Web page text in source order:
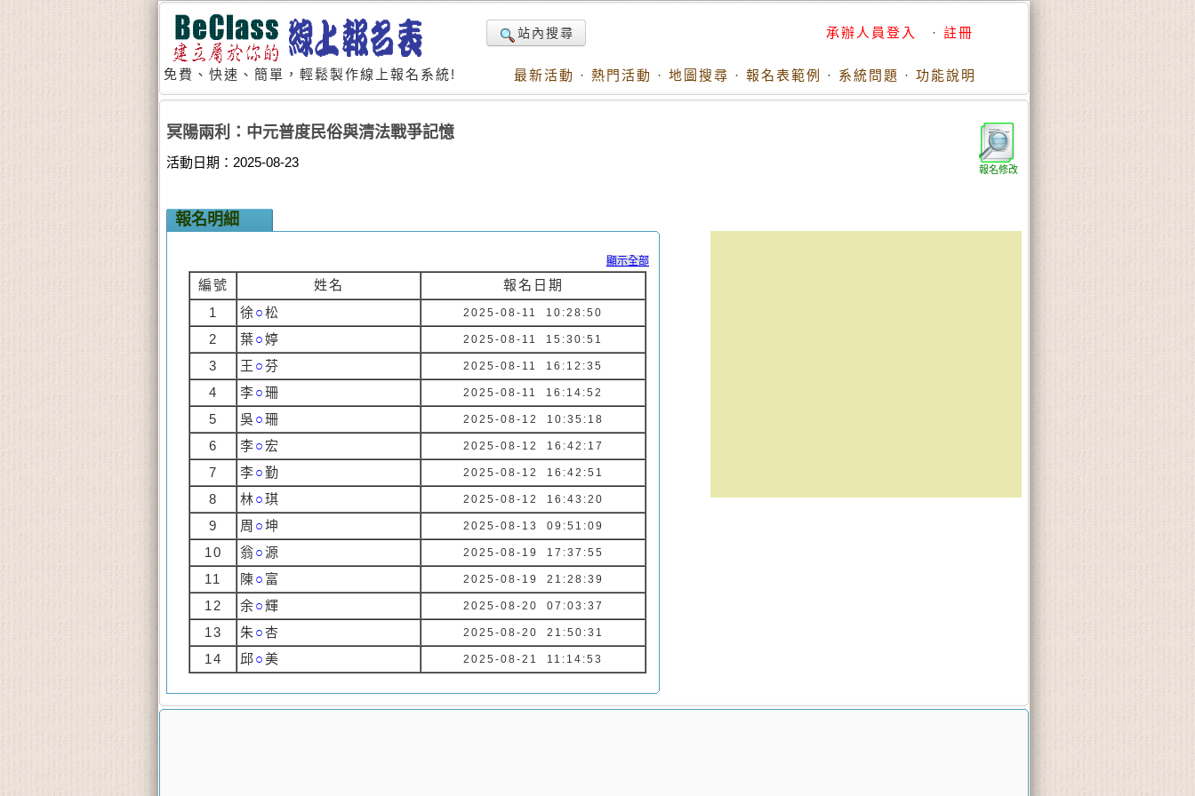
免費、快速、簡單，輕鬆製作線上報名系統!
站內搜尋 承辦人員登入 · 註冊
最新活動 · 熱門活動 · 地圖搜尋 · 報名表範例 · 系統問題 · 功能說明
報名修改
冥陽兩利：中元普度民俗與清法戰爭記憶
活動日期：2025-08-23
報名明細
顯示全部
編號 姓名
報名日期
1
徐○松 2025-08-11 10:28:50
2 葉○婷 2025-08-11 15:30:51
3 王 ○芬 2025-08-11 16:12:35
4 李○珊 2025-08-11 16:14:52
5 吳○珊 2025-08-12 10:35:18
6 李○ 宏 2025-08-12 16:42:17
7 李○勤 2025-08-12 16:42:51
8 林○琪 2025-08-12 16:43:20
9 周 ○坤 2025-08-13 09:51:09
10 翁○源 2025-08-19 17:37:55
11 陳○ 富 2025-08-19 21:28:39
12 余○輝 2025-08-20 07:03:37
13 朱 ○杏 2025-08-20 21:50:31
14 邱○美 2025-08-21 11:14:53